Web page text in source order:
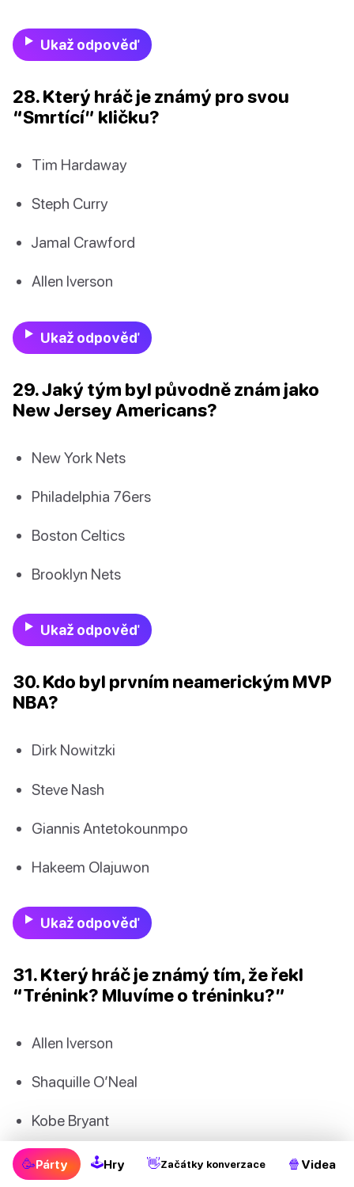
Ukaž odpověď
28. Který hráč je známý pro svou
“Smrtící” kličku?
Tim Hardaway
Steph Curry
Jamal Crawford
Allen Iverson
Ukaž odpověď
29. Jaký tým byl původně znám jako
New Jersey Americans?
New York Nets
Philadelphia 76ers
Boston Celtics
Brooklyn Nets
Ukaž odpověď
30. Kdo byl prvním neamerickým MVP
NBA?
Dirk Nowitzki
Steve Nash
Giannis Antetokounmpo
Hakeem Olajuwon
Ukaž odpověď
31. Který hráč je známý tím, že řekl
“Trénink? Mluvíme o tréninku?”
Allen Iverson
Shaquille O’Neal
Kobe Bryant
LeBron James
🥳Párty 🕹Hry 👋Začátky konverzace 🍿 Videa